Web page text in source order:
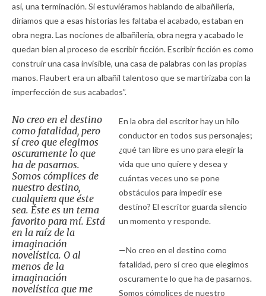
así, una terminación. Si estuviéramos hablando de albañilería,
diríamos que a esas historias les faltaba el acabado, estaban en
obra negra. Las nociones de albañilería, obra negra y acabado le
quedan bien al proceso de escribir ficción. Escribir ficción es como
construir una casa invisible, una casa de palabras con las propias
manos. Flaubert era un albañil talentoso que se martirizaba con la
imperfección de sus acabados”.
No creo en el destino
como fatalidad, pero
sí creo que elegimos
oscuramente lo que
ha de pasarnos.
Somos cómplices de
nuestro destino,
cualquiera que éste
sea. Éste es un tema
favorito para mí. Está
en la raíz de la
imaginación
novelística. O al
menos de la
imaginación
novelística que me
En la obra del escritor hay un hilo
conductor en todos sus personajes;
¿qué tan libre es uno para elegir la
vida que uno quiere y desea y
cuántas veces uno se pone
obstáculos para impedir ese
destino? El escritor guarda silencio
un momento y responde.
—No creo en el destino como
fatalidad, pero sí creo que elegimos
oscuramente lo que ha de pasarnos.
Somos cómplices de nuestro